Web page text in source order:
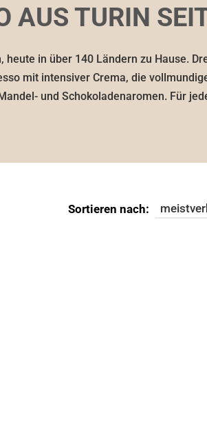
AUS TURIN
in über 140 Ländern zu Hause.
mit intensiver Crema, die
und Schokoladenaromen. Für
Sortieren nach: